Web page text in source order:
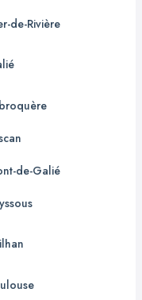
de-Rivière
de-Galié